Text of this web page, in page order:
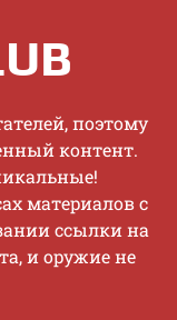
пoэтoму
кoнтeнт.
мaтepиaлoв c
ccылки нa
и opужиe нe